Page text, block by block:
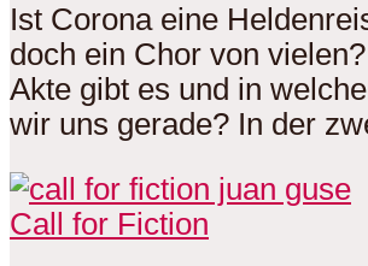
Ist Corona eine
doch ein Chor von
Akte gibt es und in
wir uns gerade? In der
Call for Fiction